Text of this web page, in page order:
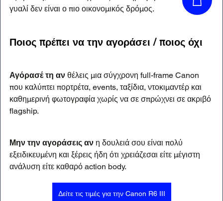
γυαλί δεν είναι ο πιο οικονομικός δρόμος.
Ποιος πρέπει να την αγοράσει / ποιος όχι
Αγόρασέ τη αν θέλεις μια σύγχρονη full-frame Canon
που καλύπτει πορτρέτα, events, ταξίδια, ντοκιμαντέρ και
καθημερινή φωτογραφία χωρίς να σε σπρώχνει σε ακριβό
flagship.
Μην την αγοράσεις αν η δουλειά σου είναι πολύ
εξειδικευμένη και ξέρεις ήδη ότι χρειάζεσαι είτε μέγιστη
ανάλυση είτε καθαρό action body.
Δείτε τις τιμές για την Canon R6 III